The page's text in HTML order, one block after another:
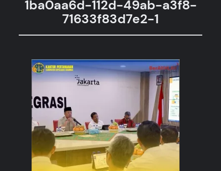
1ba0aa6d-112d-49ab-a3f8-
71633f83d7e2-1